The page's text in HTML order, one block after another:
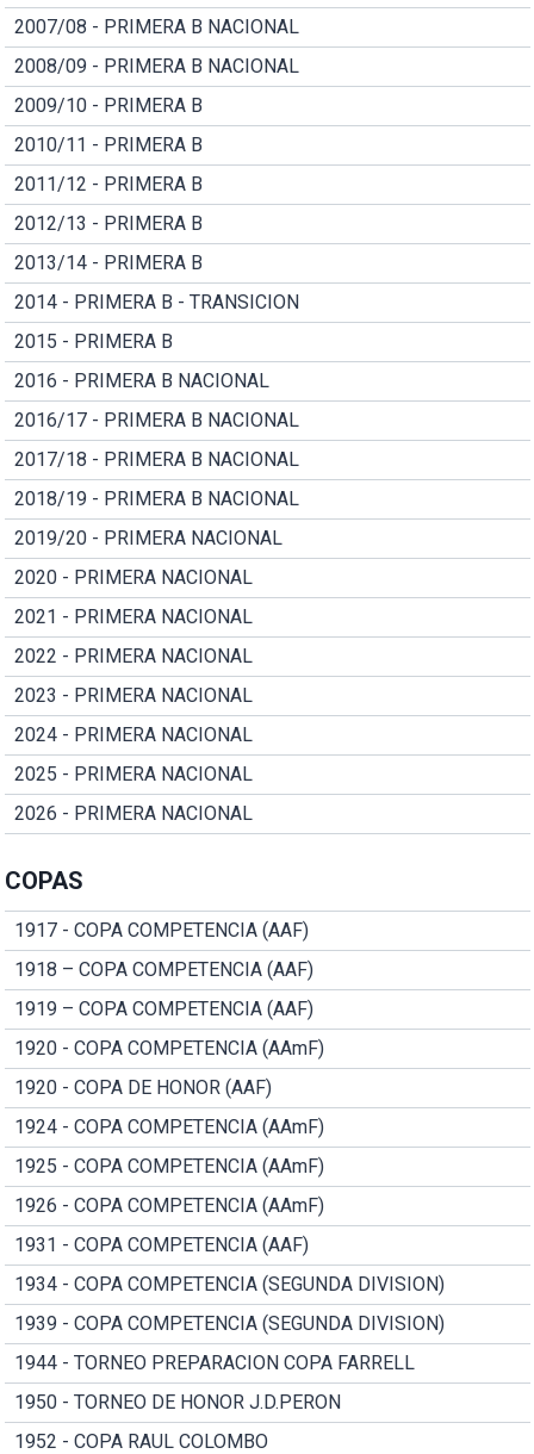
2007/08 - PRIMERA B NACIONAL
2008/09 - PRIMERA B NACIONAL
2009/10 - PRIMERA B
2010/11 - PRIMERA B
2011/12 - PRIMERA B
2012/13 - PRIMERA B
2013/14 - PRIMERA B
2014 - PRIMERA B - TRANSICION
2015 - PRIMERA B
2016 - PRIMERA B NACIONAL
2016/17 - PRIMERA B NACIONAL
2017/18 - PRIMERA B NACIONAL
2018/19 - PRIMERA B NACIONAL
2019/20 - PRIMERA NACIONAL
2020 - PRIMERA NACIONAL
2021 - PRIMERA NACIONAL
2022 - PRIMERA NACIONAL
2023 - PRIMERA NACIONAL
2024 - PRIMERA NACIONAL
2025 - PRIMERA NACIONAL
2026 - PRIMERA NACIONAL
COPAS
1917 - COPA COMPETENCIA (AAF)
1918 – COPA COMPETENCIA (AAF)
1919 – COPA COMPETENCIA (AAF)
1920 - COPA COMPETENCIA (AAmF)
1920 - COPA DE HONOR (AAF)
1924 - COPA COMPETENCIA (AAmF)
1925 - COPA COMPETENCIA (AAmF)
1926 - COPA COMPETENCIA (AAmF)
1931 - COPA COMPETENCIA (AAF)
1934 - COPA COMPETENCIA (SEGUNDA DIVISION)
1939 - COPA COMPETENCIA (SEGUNDA DIVISION)
1944 - TORNEO PREPARACION COPA FARRELL
1950 - TORNEO DE HONOR J.D.PERON
1952 - COPA RAUL COLOMBO